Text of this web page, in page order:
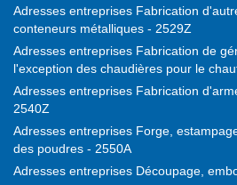
Adresses entreprises Fabrication
conteneurs métalliques - 2529Z
Adresses entreprises Fabrication de
l'exception des chaudières pour le
Adresses entreprises Fabrication
2540Z
Adresses entreprises Forge,
des poudres - 2550A
Adresses entreprises Découpage,